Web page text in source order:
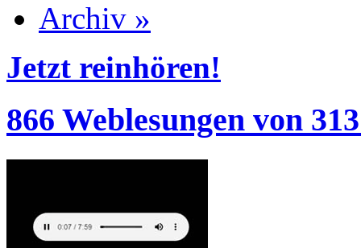
Archiv »
Jetzt reinhören!
866 Weblesungen von